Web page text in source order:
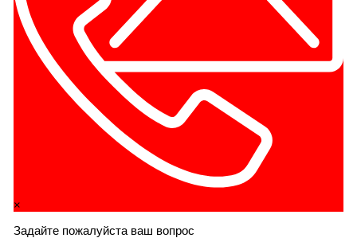
×
Задайте пожалуйста ваш вопрос